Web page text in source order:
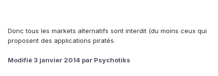
Donc tous les markets alternatifs sont interdit (du moins ceux qui
proposent des applications piratés.
Modifié 3 janvier 2014 par Psychotiks